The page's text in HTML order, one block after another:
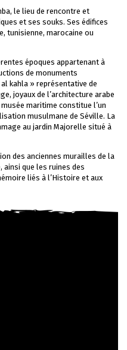
le lieu de rencontre et
et ses souks. Ses édifices
tunisienne, marocaine ou
époques appartenant à
de monuments
kahla » représentative de
joyaux de l’architecture arabe
maritime constitue l’un
musulmane de Séville. La
au jardin Majorelle situé à
des anciennes murailles de la
ainsi que les ruines des
liés à l’Histoire et aux